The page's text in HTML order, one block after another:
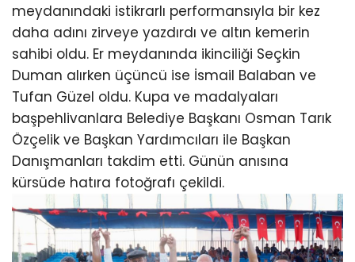
meydanındaki istikrarlı performansıyla bir kez
daha adını zirveye yazdırdı ve altın kemerin
sahibi oldu. Er meydanında ikinciliği Seçkin
Duman alırken üçüncü ise İsmail Balaban ve
Tufan Güzel oldu. Kupa ve madalyaları
başpehlivanlara Belediye Başkanı Osman Tarık
Özçelik ve Başkan Yardımcıları ile Başkan
Danışmanları takdim etti. Günün anısına
kürsüde hatıra fotoğrafı çekildi.